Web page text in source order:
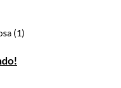
(1)